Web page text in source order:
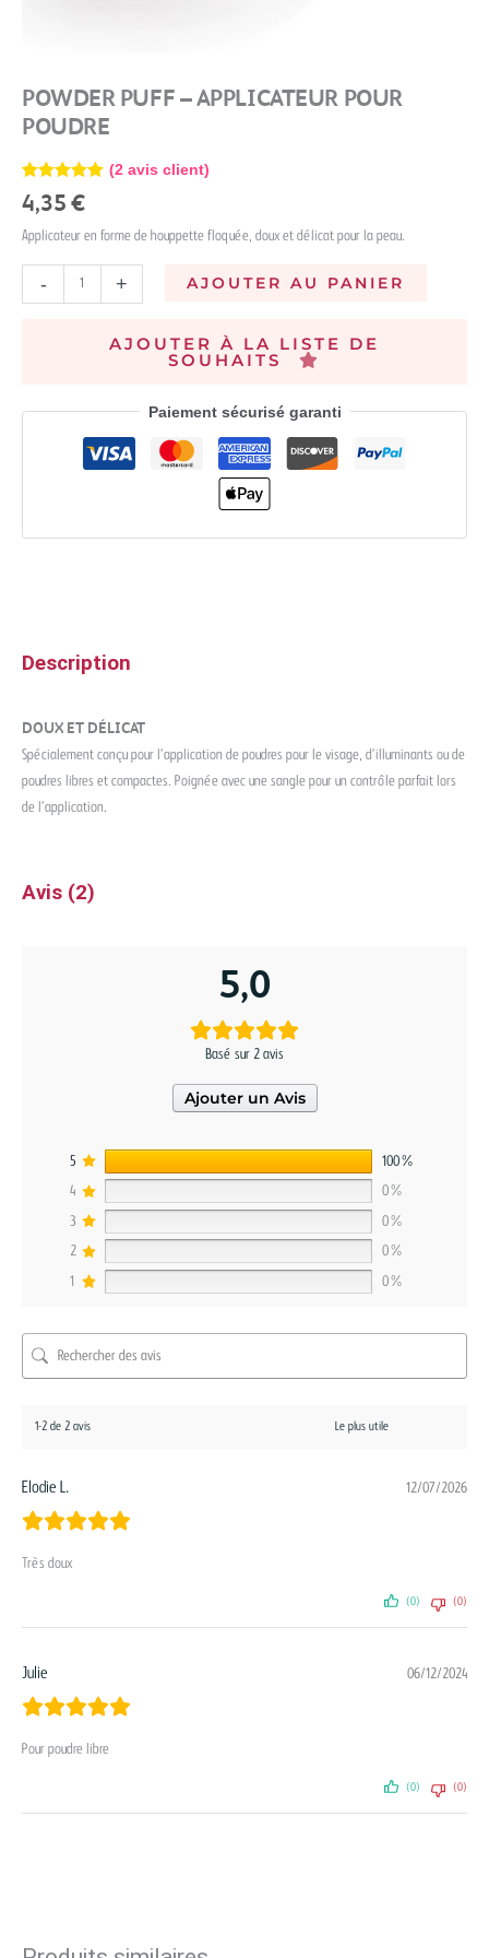
POWDER PUFF – APPLICATEUR POUR
POUDRE
Noté 5.00
sur 5
2
notations
(2avis client)
4,35€
Applicateur en forme de houppette floquée, doux et délicat pour la peau.
- + AJOUTER AU PANIER
AJOUTER À LA LISTE DE
SOUHAITS
Paiement sécurisé garanti
Description
DOUX ET DÉLICAT
Spécialement conçu pour l’application de poudres pour le visage, d’illuminants ou de
poudres libres et compactes. Poignée avec une sangle pour un contrôle parfait lors
de l’application.
Avis (2)
5,0
Basé sur 2 avis
Ajouter un Avis
5
100%
4
0%
3
0%
2
0%
1
0%
1-2 de 2 avis
Elodie L. 12/07/2026
Très doux
(0) (0)
Julie 06/12/2024
Pour poudre libre
(0) (0)